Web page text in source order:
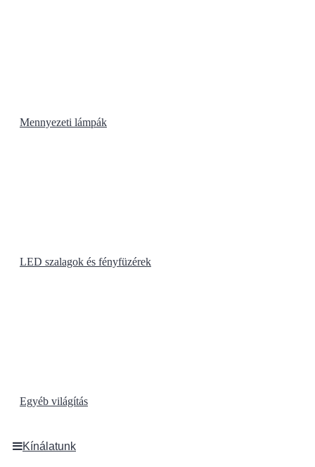
Mennyezeti lámpák
LED szalagok és fényfüzérek
Egyéb világítás
Kínálatunk